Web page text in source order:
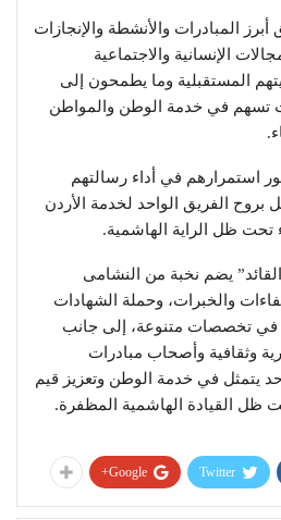
المبادرات والأنشطة والإنجازات
الإنسانية والاجتماعية
المستقبلية وما يطمحون إلى
تسهم في خدمة الوطن والمواطن
استمرارهم في أداء رسالتهم
بروح الفريق الواحد لخدمة الأردن
تحت ظل الراية الهاشمية.
يضم نخبة من النشامى
والخبرات، وحملة الشهادات
في تخصصات متنوعة، إلى جانب
وثقافية وأصحاب مبادرات
يتمثل في خدمة الوطن وتعزيز قيم
ظل القيادة الهاشمية المظفرة.
Twitter
Google+